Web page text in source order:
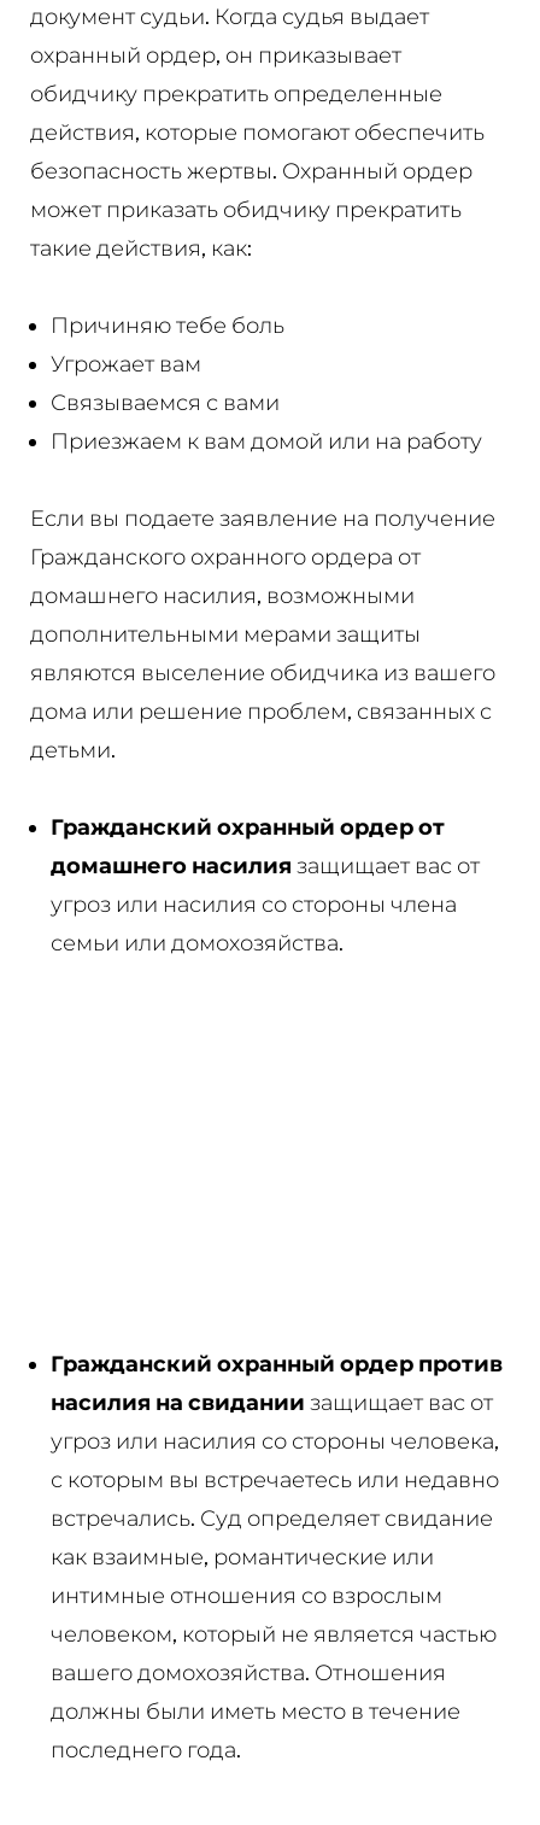
документ судьи. Когда судья выдает
охранный ордер, он приказывает
обидчику прекратить определенные
действия, которые помогают обеспечить
безопасность жертвы. Охранный ордер
может приказать обидчику прекратить
такие действия, как:
Причиняю тебе боль
Угрожает вам
Связываемся с вами
Приезжаем к вам домой или на работу
Если вы подаете заявление на получение
Гражданского охранного ордера от
домашнего насилия, возможными
дополнительными мерами защиты
являются выселение обидчика из вашего
дома или решение проблем, связанных с
детьми.
Гражданский охранный ордер от
домашнего насилия защищает вас от
угроз или насилия со стороны члена
семьи или домохозяйства.
Гражданский охранный ордер против
насилия на свидании защищает вас от
угроз или насилия со стороны человека,
с которым вы встречаетесь или недавно
встречались. Суд определяет свидание
как взаимные, романтические или
интимные отношения со взрослым
человеком, который не является частью
вашего домохозяйства. Отношения
должны были иметь место в течение
последнего года.